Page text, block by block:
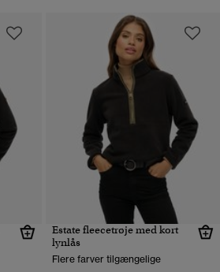
Estate fleecetrøje med kort
lynlås
Flere farver tilgængelige